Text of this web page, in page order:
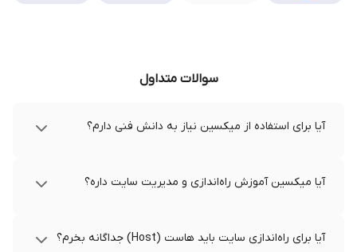
سوالات متداول
آیا برای استفاده از میکسین نیاز به دانش فنی دارم؟
آیا میکسین آموزش راه‌اندازی و مدیریت سایت داره؟
آیا برای راه‌اندازی سایت باید هاست (Host) جداگانه بخرم؟